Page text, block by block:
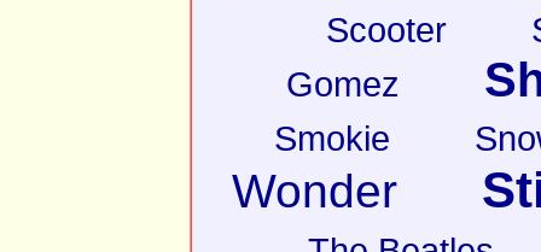
Scooter
Gomez
Smokie
Wonder